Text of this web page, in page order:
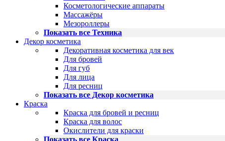
Косметологические аппараты
Массажёры
Мезороллеры
Показать все Техника
Декор косметика
Декоративная косметика для век
Для бровей
Для губ
Для лица
Для ресниц
Показать все Декор косметика
Краска
Краска для бровей и ресниц
Краска для волос
Окислители для краски